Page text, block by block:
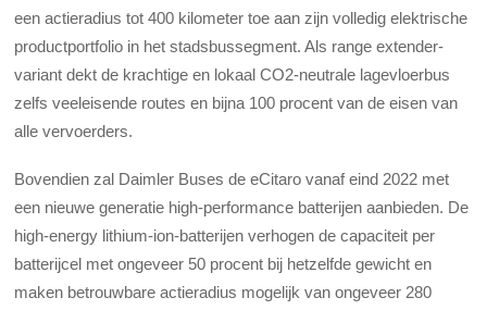
een actieradius tot 400 kilometer toe aan zijn volledig elektrische
productportfolio in het stadsbussegment. Als range extender-
variant dekt de krachtige en lokaal CO2-neutrale lagevloerbus
zelfs veeleisende routes en bijna 100 procent van de eisen van
alle vervoerders.
Bovendien zal Daimler Buses de eCitaro vanaf eind 2022 met
een nieuwe generatie high-performance batterijen aanbieden. De
high-energy lithium-ion-batterijen verhogen de capaciteit per
batterijcel met ongeveer 50 procent bij hetzelfde gewicht en
maken betrouwbare actieradius mogelijk van ongeveer 280